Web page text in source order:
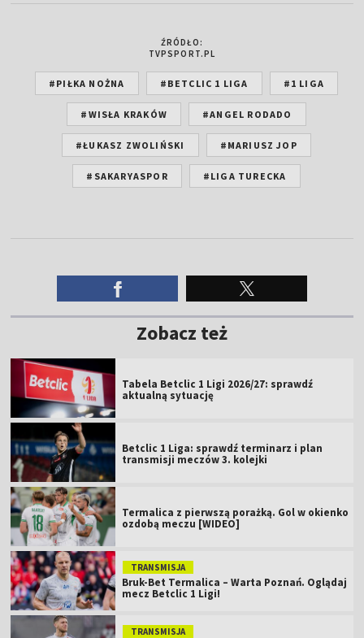
ŹRÓDŁO:
TVPSPORT.PL
#PIŁKA NOŻNA #BETCLIC 1 LIGA #1 LIGA
#WISŁA KRAKÓW #ANGEL RODADO
#ŁUKASZ ZWOLIŃSKI #MARIUSZ JOP
#SAKARYASPOR #LIGA TURECKA
Zobacz też
Tabela Betclic 1 Ligi 2026/27: sprawdź
aktualną sytuację
Betclic 1 Liga: sprawdź terminarz i plan
transmisji meczów 3. kolejki
Termalica z pierwszą porażką. Gol w okienko
ozdobą meczu [WIDEO]
TRANSMISJA
Bruk-Bet Termalica – Warta Poznań. Oglądaj
mecz Betclic 1 Ligi!
TRANSMISJA